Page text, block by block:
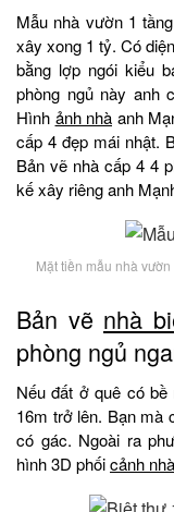
Mẫu nhà vườn 1
xây xong 1 tỷ. Có
bằng lợp ngói kiểu
phòng ngủ này anh
Hình ảnh nhà anh
cấp 4 đẹp mái nhật.
Bản vẽ nhà cấp 4 4
kế xây riêng anh
Mặt tiền mẫu nhà
Bản vẽ nhà
phòng ngủ
Nếu đất ở quê có bề
16m trở lên. Bạn mà
có gác. Ngoài ra
hình 3D phốicảnh nhà